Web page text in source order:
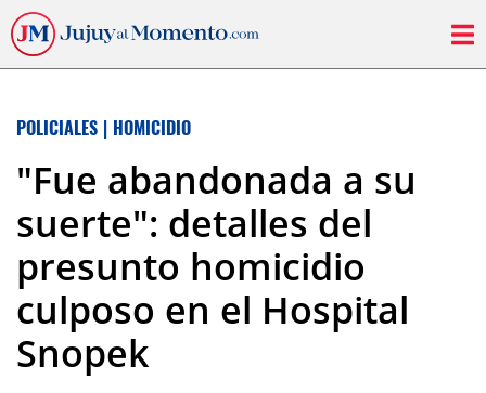
POLICIALES | HOMICIDIO
"Fue abandonada a su
suerte": detalles del
presunto homicidio
culposo en el Hospital
Snopek